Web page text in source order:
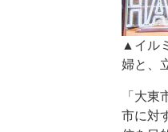
​▲イル
婦と、
「大
市に対